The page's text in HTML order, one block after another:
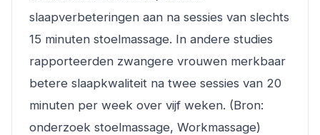
slaapverbeteringen aan na sessies van slechts
15 minuten stoelmassage. In andere studies
rapporteerden zwangere vrouwen merkbaar
betere slaapkwaliteit na twee sessies van 20
minuten per week over vijf weken. (Bron:
onderzoek stoelmassage, Workmassage)